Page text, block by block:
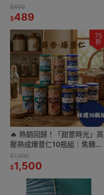
精油｜放鬆好眠×提神醒腦
$650
$489
75
折
🔥 熱銷回歸！「甜薏時光」高
壓熟成爆薏仁10瓶組｜焦糖／
海鹽焦糖／香醇牛奶任你選🎉
$1,990
$1,500